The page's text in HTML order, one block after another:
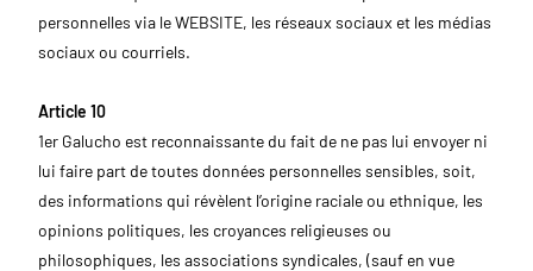
personnelles via le WEBSITE, les réseaux sociaux et les médias
sociaux ou courriels.
Article 10
1er Galucho est reconnaissante du fait de ne pas lui envoyer ni
lui faire part de toutes données personnelles sensibles, soit,
des informations qui révèlent l’origine raciale ou ethnique, les
opinions politiques, les croyances religieuses ou
philosophiques, les associations syndicales, (sauf en vue